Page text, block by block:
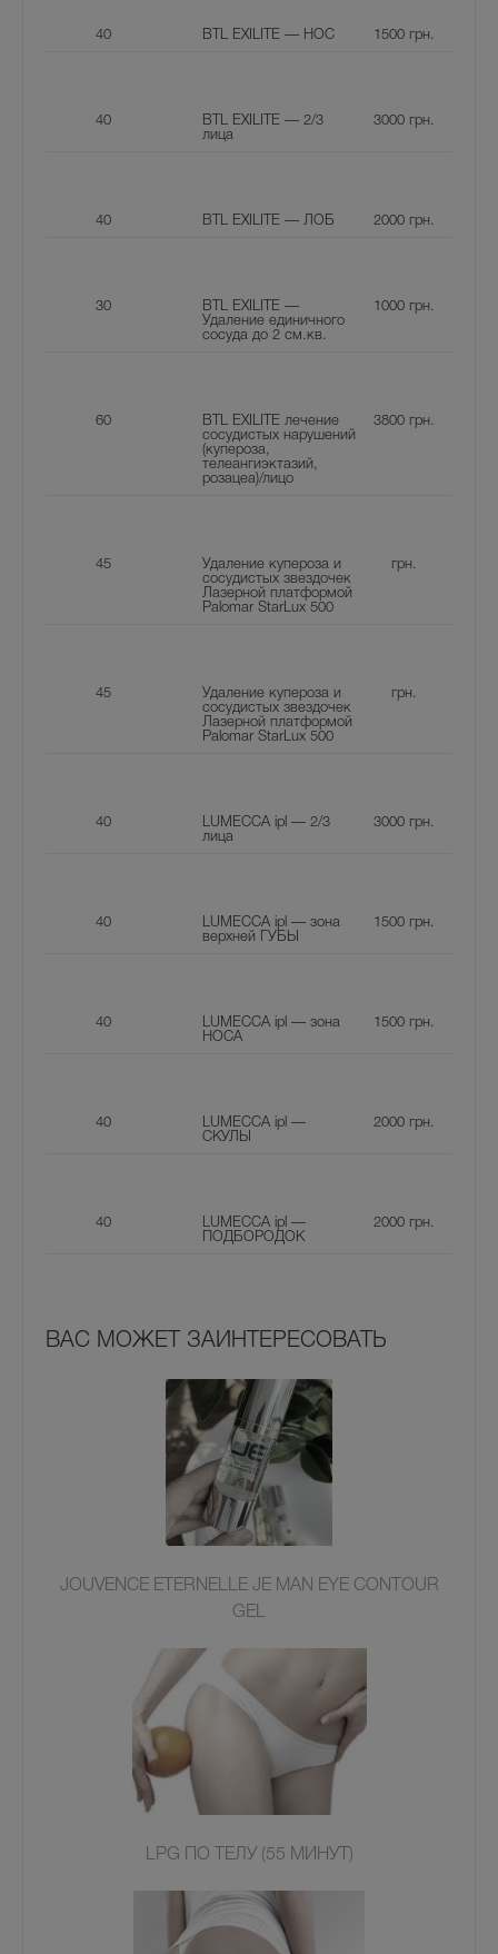
40 BTL EXILITE — НОС 1500 грн.
40
BTL EXILITE — 2/3
лица
3000 грн.
40 BTL EXILITE — ЛОБ 2000 грн.
30
BTL EXILITE —
Удаление единичного
сосуда до 2 см.кв.
1000 грн.
60
BTL EXILITE лечение
сосудистых нарушений
(купероза,
телеангиэктазий,
розацеа)/лицо
3800 грн.
45
Удаление купероза и
сосудистых звездочек
Лазерной платформой
Palomar StarLux 500
грн.
45
Удаление купероза и
сосудистых звездочек
Лазерной платформой
Palomar StarLux 500
грн.
40
LUMECCA ipl — 2/3
лица
3000 грн.
40
LUMECCA ipl — зона
верхней ГУБЫ
1500 грн.
40
LUMECCA ipl — зона
НОСА
1500 грн.
40
LUMECCA ipl —
СКУЛЫ
2000 грн.
40
LUMECCA ipl —
ПОДБОРОДОК
2000 грн.
ВАС МОЖЕТ ЗАИНТЕРЕСОВАТЬ
JOUVENCE ETERNELLE JE MAN EYE CONTOUR
GEL
LPG ПО ТЕЛУ (55 МИНУТ)